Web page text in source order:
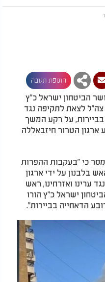
הוספת תגובה
הביטחון ישראל כ"ץ
צה"ל לצאת לתקיפה נגד
על רקע המשך
ארגון הטרור חיזבאללה
כי "בעקבות ההפרות
בלבנון על ידי ארגון
ערינו ואזרחינו, ראש
ישראל כ"ץ הורו
הדאחייה בביירות".